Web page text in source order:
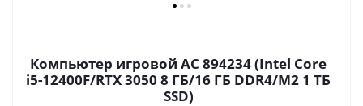
Компьютер игровой AC 894234 (Intel Core
i5-12400F/RTX 3050 8 ГБ/16 ГБ DDR4/M2 1 ТБ
SSD)